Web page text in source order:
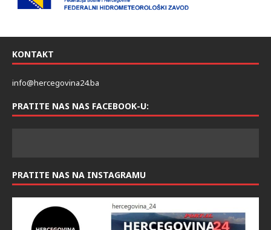
KONTAKT
info@hercegovina24.ba
PRATITE NAS NAS FACEBOOK-U:
PRATITE NAS NA INSTAGRAMU